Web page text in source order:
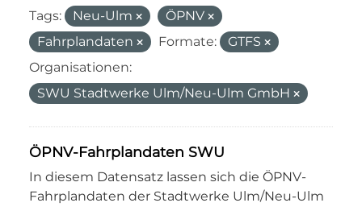
Tags: Neu-Ulm
ÖPNV
Fahrplandaten
Formate:
GTFS
Organisationen:
SWU Stadtwerke Ulm/Neu-Ulm GmbH
ÖPNV-Fahrplandaten SWU
In diesem Datensatz lassen sich die ÖPNV-
Fahrplandaten der Stadtwerke Ulm/Neu-Ulm